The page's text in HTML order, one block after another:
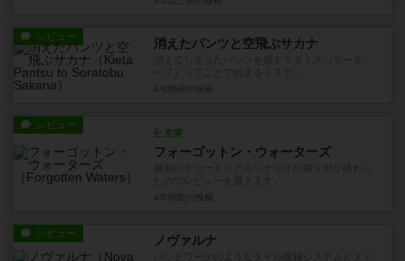
レビュー 消えたパンツと空飛ぶサカナ
4年弱前 の投稿
レビュー
充実
フォーゴットン・ウォーターズ
4年弱前 の投稿
レビュー ノヴァルナ